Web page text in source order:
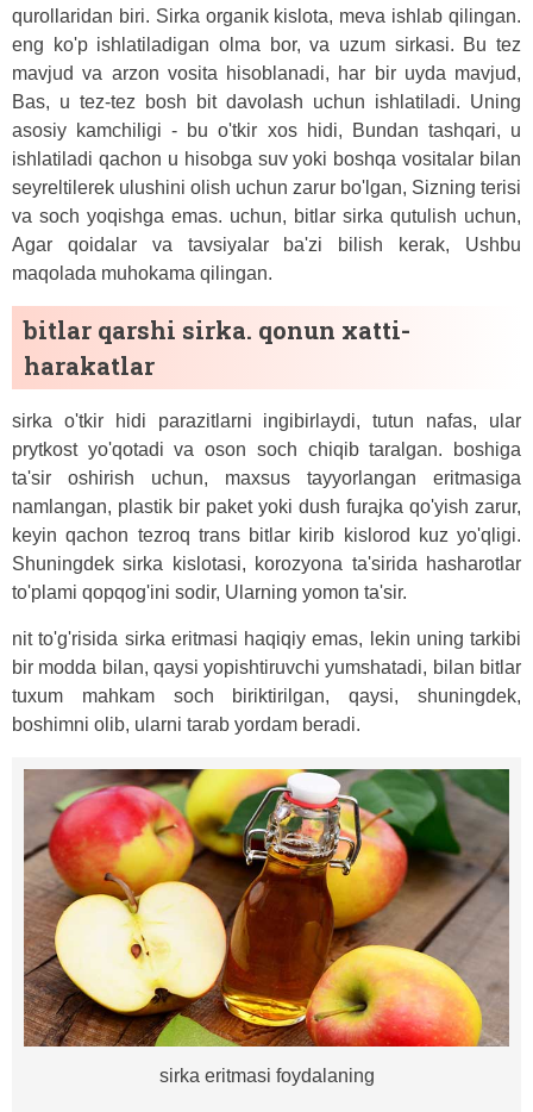
qurollaridan biri. Sirka organik kislota, meva ishlab qilingan.
eng ko'p ishlatiladigan olma bor, va uzum sirkasi. Bu tez
mavjud va arzon vosita hisoblanadi, har bir uyda mavjud,
Bas, u tez-tez bosh bit davolash uchun ishlatiladi. Uning
asosiy kamchiligi - bu o'tkir xos hidi, Bundan tashqari, u
ishlatiladi qachon u hisobga suv yoki boshqa vositalar bilan
seyreltilerek ulushini olish uchun zarur bo'lgan, Sizning terisi
va soch yoqishga emas. uchun, bitlar sirka qutulish uchun,
Agar qoidalar va tavsiyalar ba'zi bilish kerak, Ushbu
maqolada muhokama qilingan.
bitlar qarshi sirka. qonun xatti-
harakatlar
sirka o'tkir hidi parazitlarni ingibirlaydi, tutun nafas, ular
prytkost yo'qotadi va oson soch chiqib taralgan. boshiga
ta'sir oshirish uchun, maxsus tayyorlangan eritmasiga
namlangan, plastik bir paket yoki dush furajka qo'yish zarur,
keyin qachon tezroq trans bitlar kirib kislorod kuz yo'qligi.
Shuningdek sirka kislotasi, korozyona ta'sirida hasharotlar
to'plami qopqog'ini sodir, Ularning yomon ta'sir.
nit to'g'risida sirka eritmasi haqiqiy emas, lekin uning tarkibi
bir modda bilan, qaysi yopishtiruvchi yumshatadi, bilan bitlar
tuxum mahkam soch biriktirilgan, qaysi, shuningdek,
boshimni olib, ularni tarab yordam beradi.
sirka eritmasi foydalaning